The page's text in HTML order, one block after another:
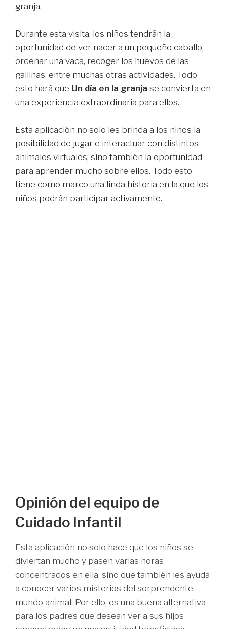
granja.
Durante esta visita, los niños tendrán la
oportunidad de ver nacer a un pequeño caballo,
ordeñar una vaca, recoger los huevos de las
gallinas, entre muchas otras actividades. Todo
esto hará que Un día en la granja se convierta en
una experiencia extraordinaria para ellos.
Esta aplicación no solo les brinda a los niños la
posibilidad de jugar e interactuar con distintos
animales virtuales, sino también la oportunidad
para aprender mucho sobre ellos. Todo esto
tiene como marco una linda historia en la que los
niños podrán participar activamente.
Opinión del equipo de
Cuidado Infantil
Esta aplicación no solo hace que los niños se
diviertan mucho y pasen varias horas
concentrados en ella, sino que también les ayuda
a conocer varios misterios del sorprendente
mundo animal. Por ello, es una buena alternativa
para los padres que desean ver a sus hijos